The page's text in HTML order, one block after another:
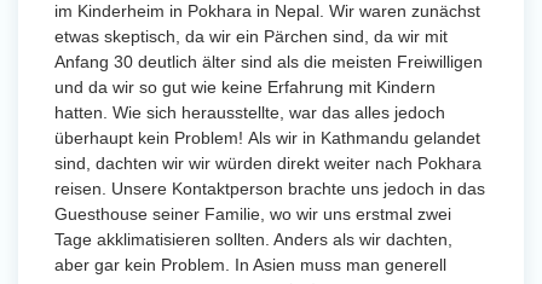
im Kinderheim in Pokhara in Nepal. Wir waren zunächst
etwas skeptisch, da wir ein Pärchen sind, da wir mit
Anfang 30 deutlich älter sind als die meisten Freiwilligen
und da wir so gut wie keine Erfahrung mit Kindern
hatten. Wie sich herausstellte, war das alles jedoch
überhaupt kein Problem! Als wir in Kathmandu gelandet
sind, dachten wir wir würden direkt weiter nach Pokhara
reisen. Unsere Kontaktperson brachte uns jedoch in das
Guesthouse seiner Familie, wo wir uns erstmal zwei
Tage akklimatisieren sollten. Anders als wir dachten,
aber gar kein Problem. In Asien muss man generell